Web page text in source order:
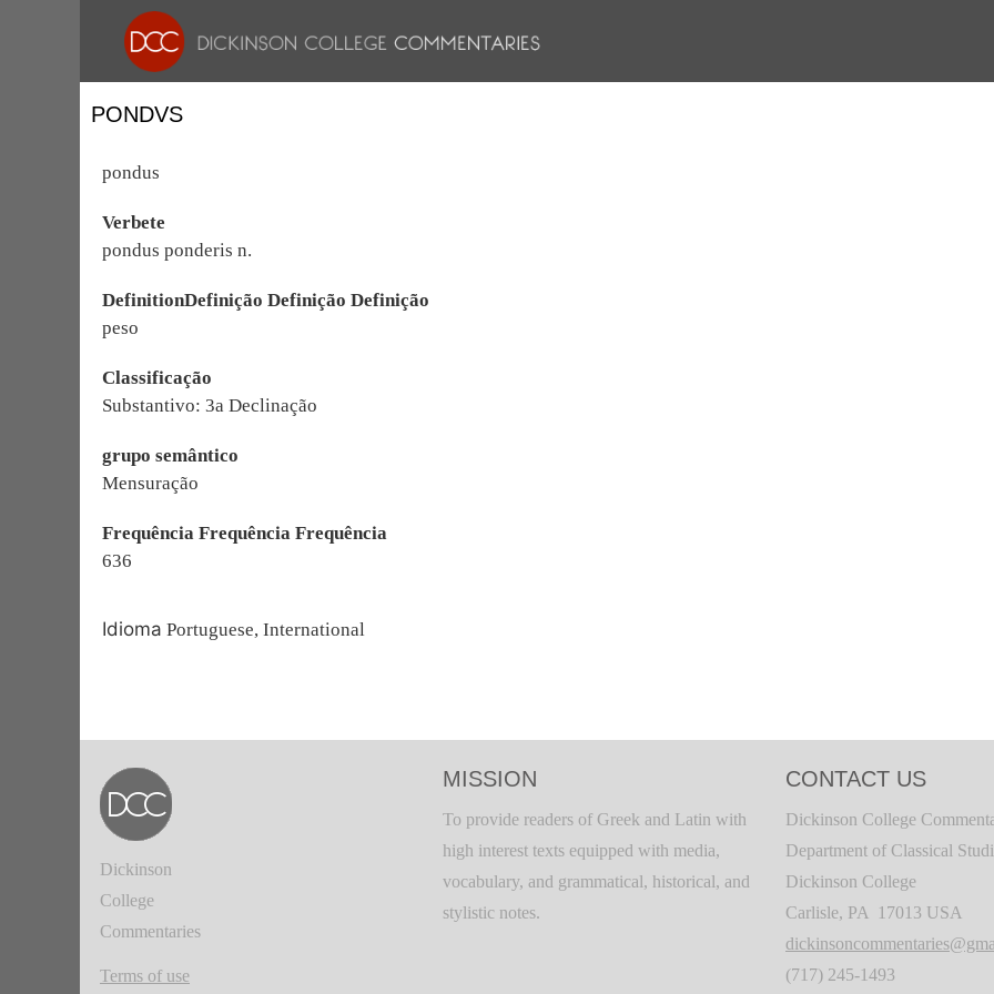
PONDVS
pondus
Verbete
pondus ponderis n.
DefinitionDefinição Definição Definição
peso
Classificação
Substantivo: 3a Declinação
grupo semântico
Mensuração
Frequência Frequência Frequência
636
Idioma Portuguese, International
Dickinson
College
Commentaries
Terms of use
MISSION
To provide readers of Greek and Latin with
high interest texts equipped with media,
vocabulary, and grammatical, historical, and
stylistic notes.
CONTACT US
Dickinson College
Department of Classical
Dickinson College
Carlisle, PA 17013 USA
(717) 245-1493